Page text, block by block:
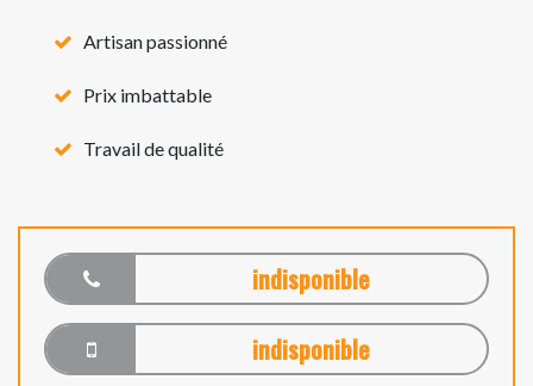
Artisan passionné
Prix imbattable
Travail de qualité
indisponible
indisponible